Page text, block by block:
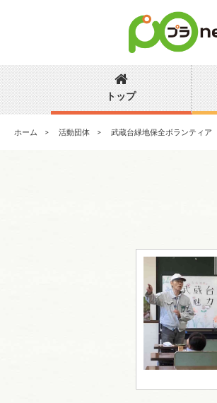
トップ
ホーム 活動団体 武蔵台緑地保全ボランティア